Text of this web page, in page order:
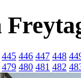
445 446 447 448
479 480 481 482